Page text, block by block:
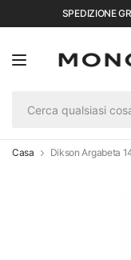
SPEDIZIONE
Casa Dikson Argabeta